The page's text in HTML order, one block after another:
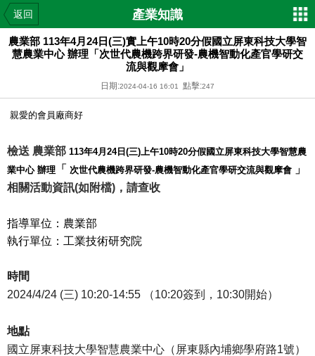
返回 產業知識
農業部 113年4月24日(三)實上午10時20分假國立屏東科技大學智
慧農業中心 辦理「次世代農機跨界研發-農機智動化產官學研交
流與觀摩會」
日期:2024-04-16 16:01 點擊:247
親愛的會員廠商好
檢送 農業部 113年4月24日(三)上午10時20分假國立屏東科技大學智慧農
業中心 辦理 「 次世代農機跨界研發-農機智動化產官學研交流與觀摩會 」
相關活動資訊(如附檔)，請查收
指導單位：農業部
執行單位：工業技術研究院
時間
2024/4/24 (三) 10:20-14:55 （10:20簽到，10:30開始）
地點
國立屏東科技大學智慧農業中心（屏東縣內埔鄉學府路1號）